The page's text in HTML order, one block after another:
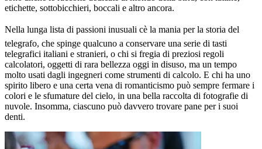
etichette, sottobicchieri, boccali e altro ancora.
Nella lunga lista di passioni inusuali cè la mania per la storia del
telegrafo, che spinge qualcuno a conservare una serie di tasti
telegrafici italiani e stranieri, o chi si fregia di preziosi regoli
calcolatori, oggetti di rara bellezza oggi in disuso, ma un tempo
molto usati dagli ingegneri come strumenti di calcolo. E chi ha uno
spirito libero e una certa vena di romanticismo può sempre fermare i
colori e le sfumature del cielo, in una bella raccolta di fotografie di
nuvole. Insomma, ciascuno può davvero trovare pane per i suoi
denti.